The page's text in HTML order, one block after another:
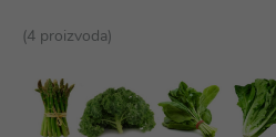
(4 proizvoda)